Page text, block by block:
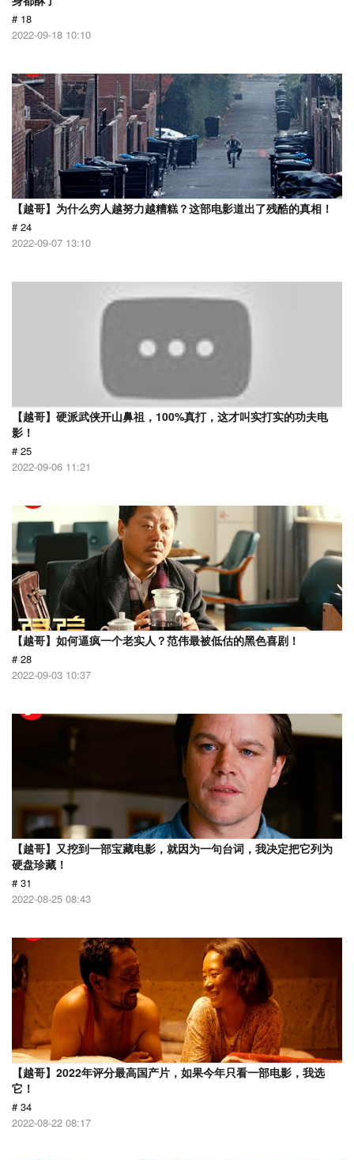
# 18
2022-09-18 10:10
【越哥】为什么穷人越努力越糟糕？这部电影道出了残酷的真相！
# 24
2022-09-07 13:10
【越哥】硬派武侠开山鼻祖，100%真打，这才叫实打实的功夫电
影！
# 25
2022-09-06 11:21
【越哥】如何逼疯一个老实人？范伟最被低估的黑色喜剧！
# 28
2022-09-03 10:37
【越哥】又挖到一部宝藏电影，就因为一句台词，我决定把它列为
硬盘珍藏！
# 31
2022-08-25 08:43
【越哥】2022年评分最高国产片，如果今年只看一部电影，我选
它！
# 34
2022-08-22 08:17